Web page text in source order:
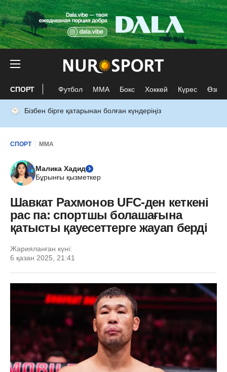
СПОРТ Футбол ММА Бокс Хоккей Күрес Өзге
Бізбен бірге қатарынан болған күндеріңіз
СПОРТ ММА
Малика Хадид
Бұрынғы қызметкер
Шавкат Рахмонов UFC-ден кеткені
рас па: спортшы болашағына
қатысты қауесеттерге жауап берді
Жарияланған күні:
6 қазан 2025, 21:41